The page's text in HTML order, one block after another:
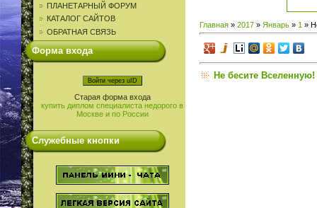
ПЛАНЕТАРНЫЙ ФОРУМ
КАТАЛОГ САЙТОВ
ОБРАТНАЯ СВЯЗЬ
Форма входа
Войти через uID
Старая форма входа
купить диплом специалиста недорого в
Москве и по России
Служебные кнопки
Главная » 2017 » Январь » 1 »
Не бесите Вселенную!